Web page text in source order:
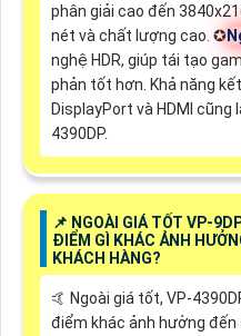
phân giải cao đến
nét và chất lượng cao. ✪
nghệ HDR, giúp tái tạo
phản tốt hơn. Khả năng
DisplayPort và HDMI cũng
4390DP.
📌 NGOÀI GIÁ TỐT VP-
ĐIỂM GÌ KHÁC ẢNH
KHÁCH HÀNG?
🤙 Ngoài giá tốt, VP-
điểm khác ảnh hưởng